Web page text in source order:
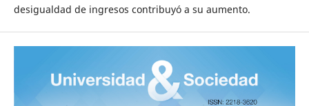
desigualdad de ingresos contribuyó a su aumento.